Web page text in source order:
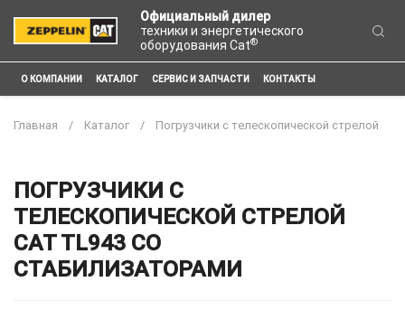
Официальный дилер
техники и энергетического
оборудования Cat®
О КОМПАНИИ КАТАЛОГ СЕРВИС И ЗАПЧАСТИ КОНТАКТЫ
Главная Каталог Погрузчики с телескопической стрелой
ПОГРУЗЧИКИ С
ТЕЛЕСКОПИЧЕСКОЙ СТРЕЛОЙ
CAT TL943 СО
СТАБИЛИЗАТОРАМИ